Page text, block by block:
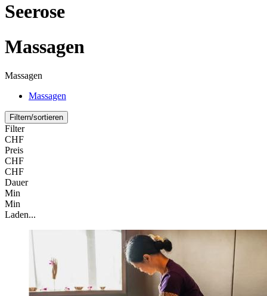
Seerose
Massagen
Massagen
Massagen
Filtern/sortieren
Filter
CHF
Preis
CHF
CHF
Dauer
Min
Min
Laden...